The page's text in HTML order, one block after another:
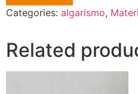
Categories: algarismo,
Related